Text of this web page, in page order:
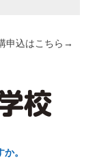
申込はこちら→
。